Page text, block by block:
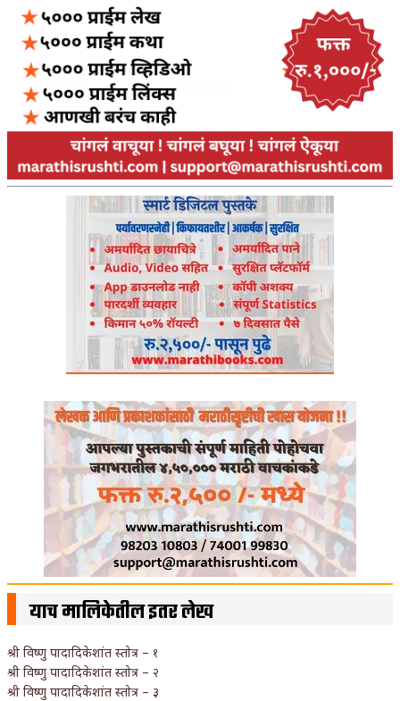
याच मालिकेतील इतर लेख
श्री विष्णु पादादिकेशांत स्तोत्र – १
श्री विष्णु पादादिकेशांत स्तोत्र – २
श्री विष्णु पादादिकेशांत स्तोत्र – ३